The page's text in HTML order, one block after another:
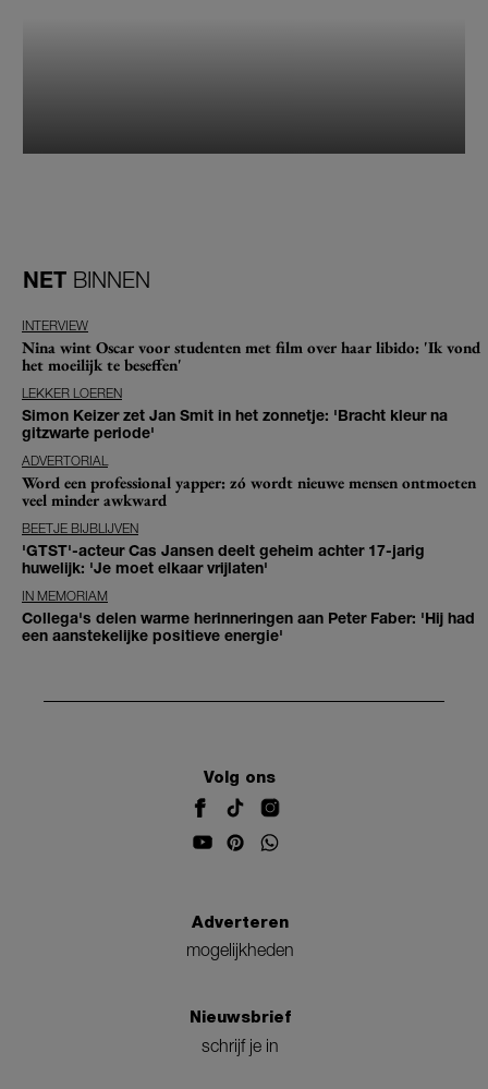
NET BINNEN
INTERVIEW
Nina wint Oscar voor studenten met film over haar libido: 'Ik vond
het moeilijk te beseffen'
LEKKER LOEREN
Simon Keizer zet Jan Smit in het zonnetje: 'Bracht kleur na
gitzwarte periode'
ADVERTORIAL
Word een professional yapper: zó wordt nieuwe mensen ontmoeten
veel minder awkward
BEETJE BIJBLIJVEN
'GTST'-acteur Cas Jansen deelt geheim achter 17-jarig
huwelijk: 'Je moet elkaar vrijlaten'
IN MEMORIAM
Collega's delen warme herinneringen aan Peter Faber: 'Hij had
een aanstekelijke positieve energie'
Volg ons
Adverteren
mogelijkheden
Nieuwsbrief
schrijf je in